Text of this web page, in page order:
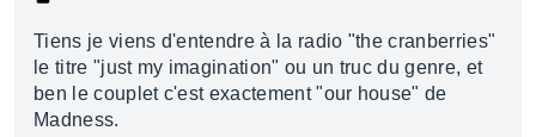
Tiens je viens d'entendre à la radio "the cranberries"
le titre "just my imagination" ou un truc du genre, et
ben le couplet c'est exactement "our house" de
Madness.